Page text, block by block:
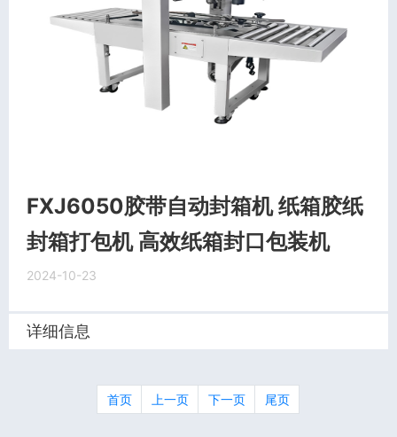
FXJ6050胶带自动封箱机 纸箱胶纸
封箱打包机 高效纸箱封口包装机
2024-10-23
详细信息
首页 上一页 下一页 尾页